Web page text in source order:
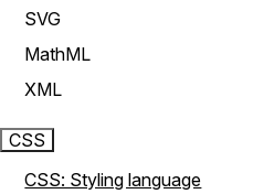
SVG
MathML
XML
CSS
CSS: Styling language